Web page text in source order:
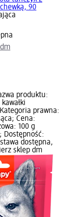
90
produktu:
prawna:
Cena:
100 g
Dostępność:
dostępna,
sklep dm